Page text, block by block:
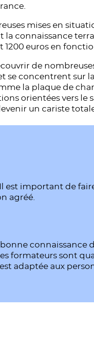
mises en
la connaissance
1200 euros en
de
se concentrent sur
la plaque de
orientées vers le
un cariste
Il est important de
agréé.
connaissance
formateurs sont
adaptée aux